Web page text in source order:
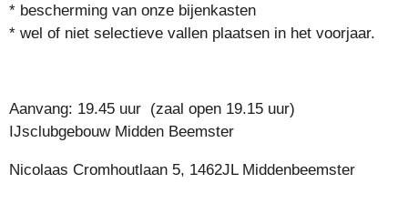
* bescherming van onze bijenkasten
* wel of niet selectieve vallen plaatsen in het voorjaar.
Aanvang: 19.45 uur (zaal open 19.15 uur)
IJsclubgebouw Midden Beemster
Nicolaas Cromhoutlaan 5, 1462JL Middenbeemster